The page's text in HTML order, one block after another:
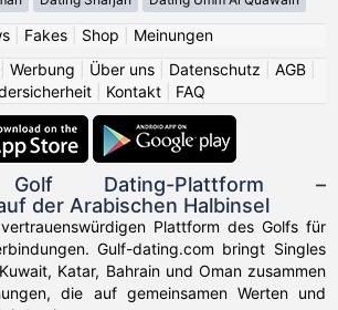
| Fakes| Shop
Meinungen
Werbung Über uns Datenschutz AGB
Kontakt FAQ
Golf Dating-Plattform –
der Arabischen Halbinsel
Plattform des Golfs für
Gulf-dating.com bringt Singles
Katar, Bahrain und Oman zusammen
die auf gemeinsamen Werten und